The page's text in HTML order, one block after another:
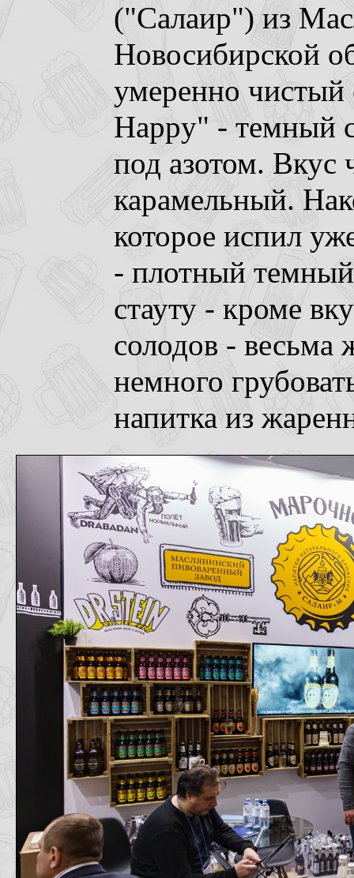
("Салаир") из
Новосибирской
умеренно чистый
Happy" - темный
под азотом. Вкус
карамельный.
которое испил
- плотный темный
стауту - кроме
солодов - весьма
немного
напитка из